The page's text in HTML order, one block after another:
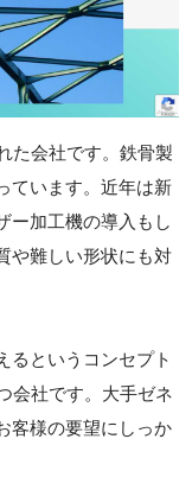
た会社です。鉄骨製
ています。近年は新
ー加工機の導入もし
や難しい形状にも対
るというコンセプト
会社です。大手ゼネ
客様の要望にしっか